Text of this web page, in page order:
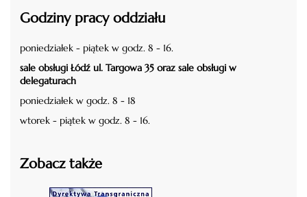
Godziny pracy oddziału
poniedziałek - piątek w godz. 8 - 16.
sale obsługi Łódź ul. Targowa 35 oraz sale obsługi w
delegaturach
poniedziałek w godz. 8 - 18
wtorek - piątek w godz. 8 - 16.
Zobacz także